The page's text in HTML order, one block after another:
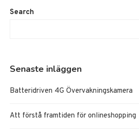
Search
Senaste inläggen
Batteridriven 4G Övervakningskamera
Att förstå framtiden för onlineshopping